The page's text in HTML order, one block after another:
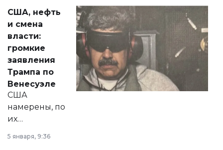
актуальных тем —
от слухов о
политических
реформах до
вопросов армии,
экономики и
личного здоровья.
США, нефть
и смена
власти:
громкие
заявления
Трампа по
Венесуэле
США
намерены, по
их
принести
5 января, 9:36